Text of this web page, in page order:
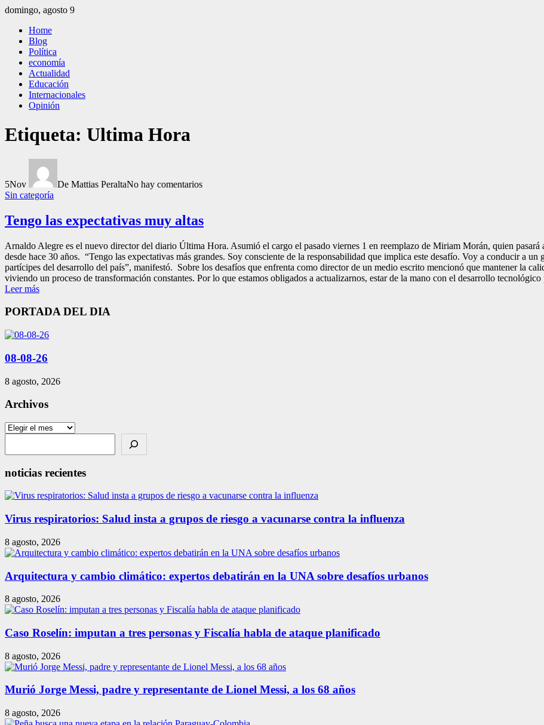
Saltar
contenido
domingo, agosto 9
El Independiente
El independiente Libre y Transparente
Home
Blog
Política
economía
Actualidad
Educación
Internacionales
Opinión
Etiqueta: Ultima Hora
5Nov De Mattias PeraltaNo hay comentarios
Sin categoría
Tengo las expectativas muy altas
Arnaldo Alegre es el nuevo director del diario Última Hora. Asumió el cargo el pasado viernes 1 en reemplazo de Miriam Morán, quien
desde hace 30 años. “Tengo las expectativas más grandes. Soy consciente de la responsabilidad que implica este desafío. Voy a conducir a
partícipes del desarrollo del país”, manifestó. Sobre los desafíos que enfrenta como director de un medio escrito mencionó que mantener la
viviendo un proceso de transformación constantes. Por lo que estamos obligados a actualizarnos, estar de la mano con el desarrollo tecnológico
Leer más
PORTADA DEL DIA
08-08-26
8 agosto, 2026
Archivos
Archivos
noticias recientes
Virus respiratorios: Salud insta a grupos de riesgo a vacunarse contra la influenza
8 agosto, 2026
Arquitectura y cambio climático: expertos debatirán en la UNA sobre desafíos urbanos
8 agosto, 2026
Caso Roselín: imputan a tres personas y Fiscalía habla de ataque planificado
8 agosto, 2026
Murió Jorge Messi, padre y representante de Lionel Messi, a los 68 años
8 agosto, 2026